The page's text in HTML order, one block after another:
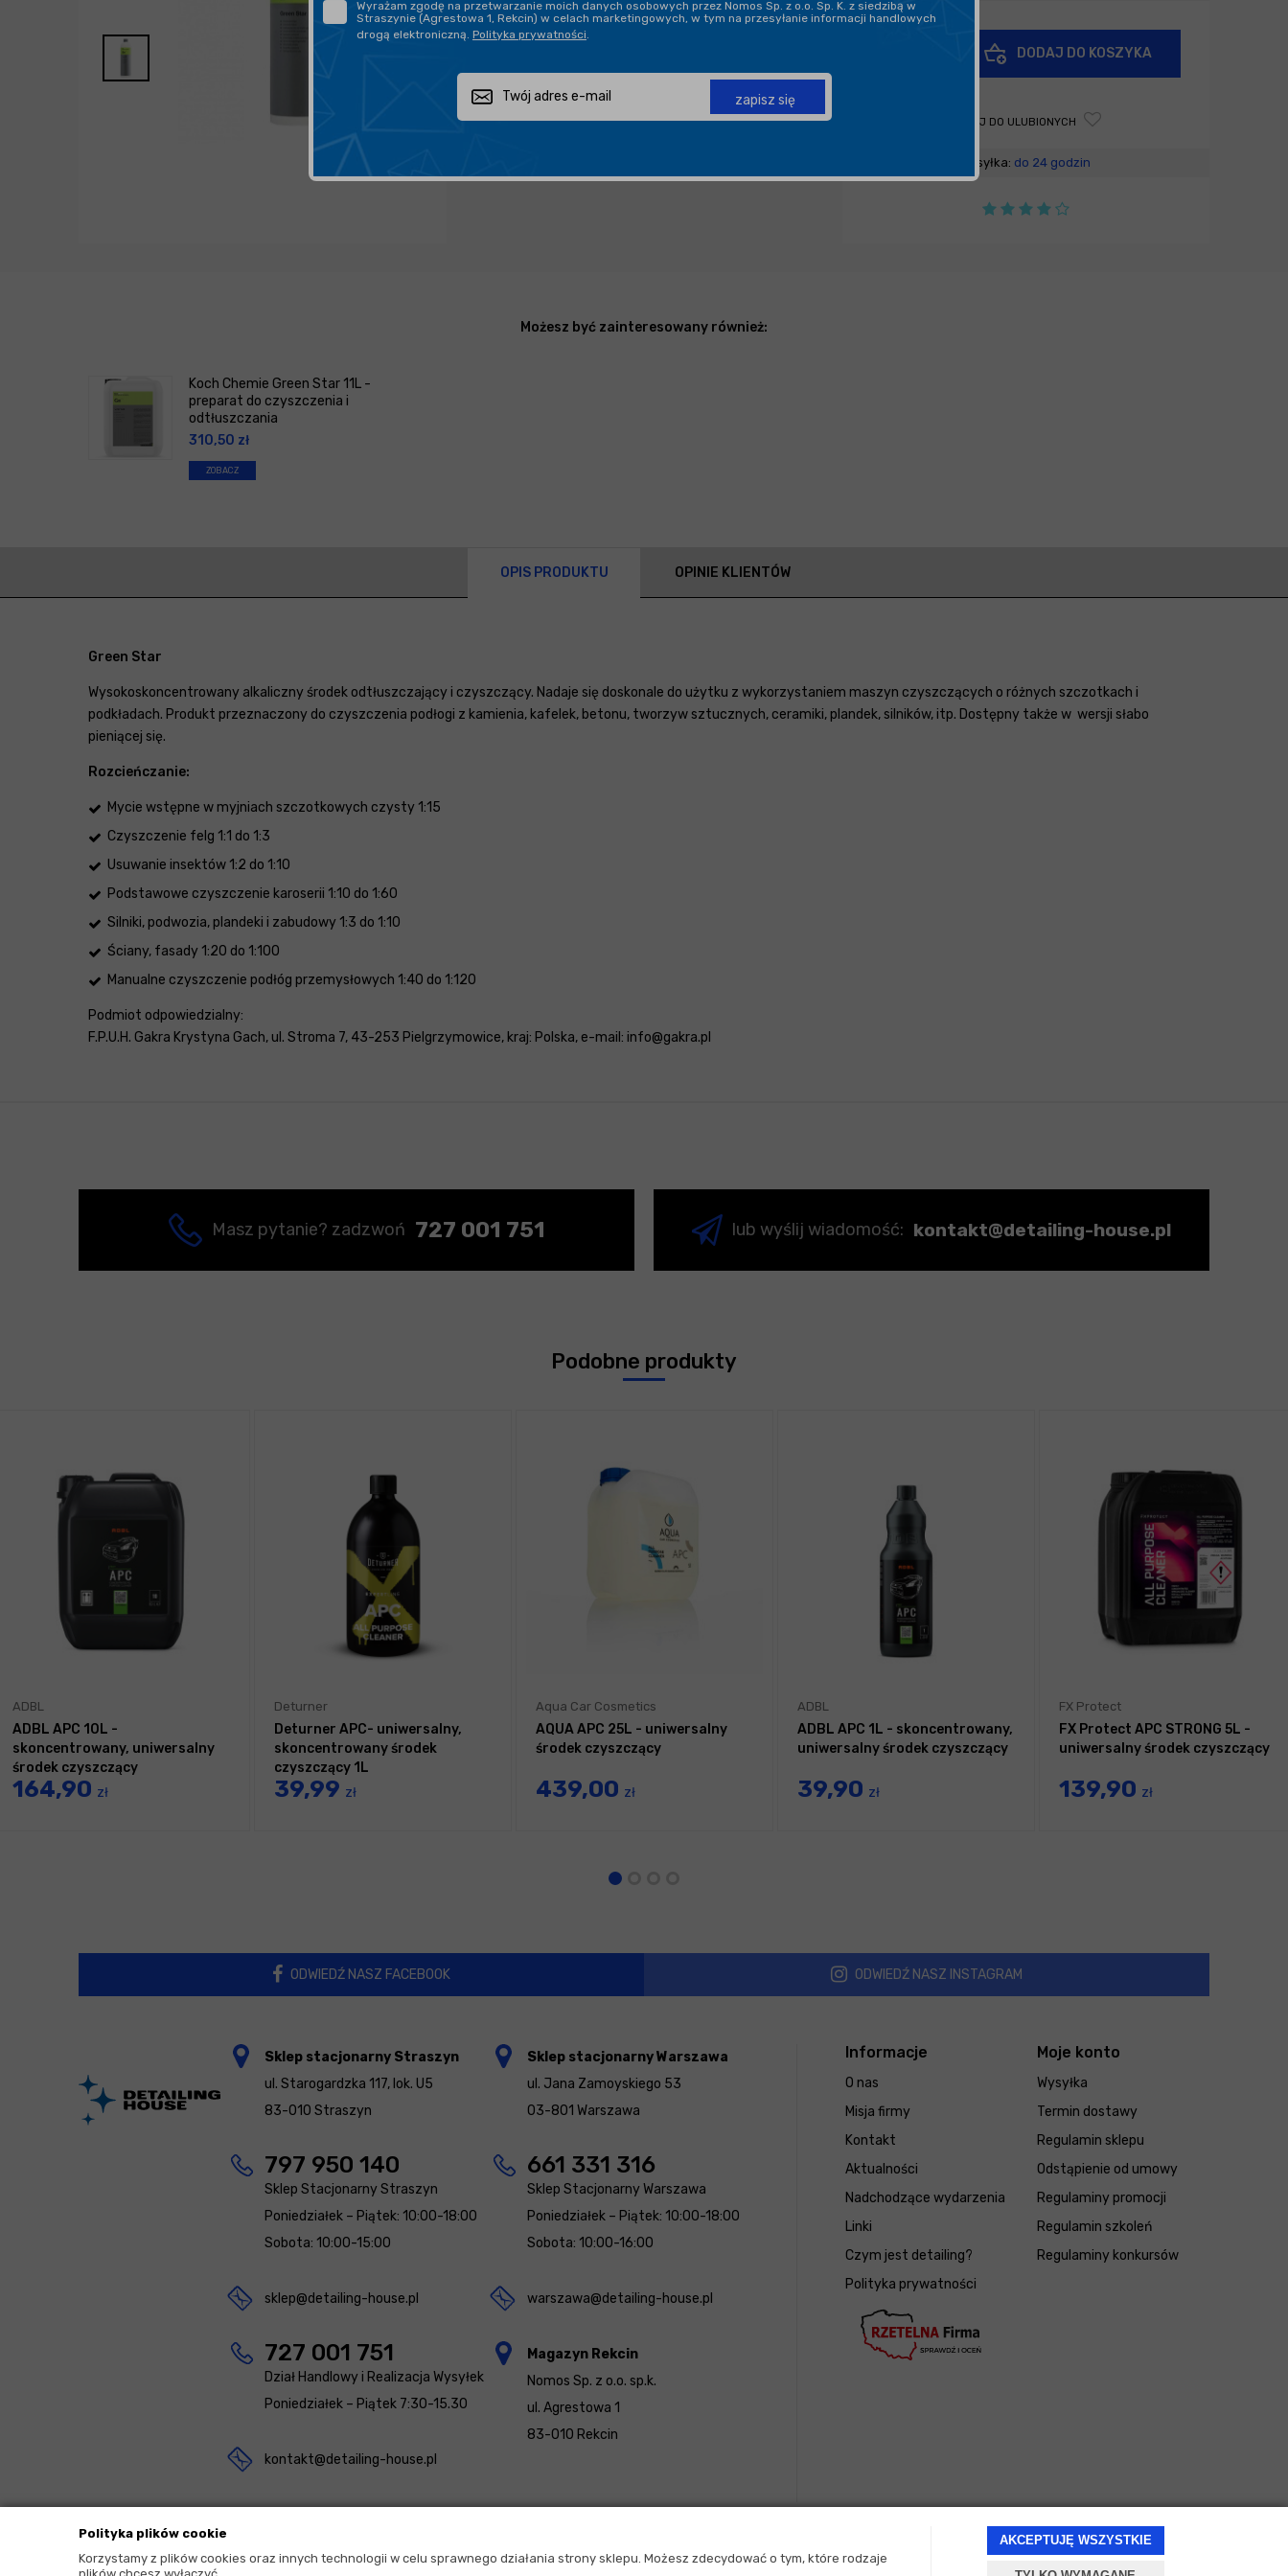
Polityka plików cookie
Korzystamy z plików cookies oraz innych technologii w celu sprawnego działania strony sklepu. Możesz zdecydować o tym, które rodzaje
AKCEPTUJĘ WSZYSTKIE
Zapytaj o produkt
DODAJ DO KOSZYKA
DODAJ DO ULUBIONYCH
Wysyłka: do 24 godzin
Możesz być zainteresowany również:
Koch Chemie Green Star 11L -
preparat do czyszczenia i
odtłuszczania
310,50 zł
ZOBACZ
OPIS PRODUKTU OPINIE KLIENTÓW
Green Star
Wysokoskoncentrowany alkaliczny środek odtłuszczający i czyszczący. Nadaje się doskonale do użytku z wykorzystaniem maszyn czyszczących o różnych szczotkach i
podkładach. Produkt przeznaczony do czyszczenia podłogi z kamienia, kafelek, betonu, tworzyw sztucznych, ceramiki, plandek, silników, itp. Dostępny także w wersji słabo
pieniącej się.
Rozcieńczanie:
Mycie wstępne w myjniach szczotkowych czysty 1:15
Czyszczenie felg 1:1 do 1:3
Usuwanie insektów 1:2 do 1:10
Podstawowe czyszczenie karoserii 1:10 do 1:60
Silniki, podwozia, plandeki i zabudowy 1:3 do 1:10
Ściany, fasady 1:20 do 1:100
Manualne czyszczenie podłóg przemysłowych 1:40 do 1:120
Podmiot odpowiedzialny:
F.P.U.H. Gakra Krystyna Gach, ul. Stroma 7, 43-253 Pielgrzymowice, kraj: Polska, e-mail: info@gakra.pl
Masz pytanie? zadzwoń 727 001 751 lub wyślij wiadomość: kontakt@detailing-house.pl
Podobne produkty
ADBL
ADBL APC 10L -
skoncentrowany, uniwersalny
środek czyszczący
164,90 zł
Deturner
Deturner APC- uniwersalny,
skoncentrowany środek
czyszczący 1L
39,99 zł
Aqua Car Cosmetics
AQUA APC 25L - uniwersalny
środek czyszczący
439,00 zł
ADBL
ADBL APC 1L - skoncentrowany,
uniwersalny środek czyszczący
39,90 zł
FX Protect
FX Protect APC STRONG 5L -
uniwersalny środek czyszczący
139,90 zł
ODWIEDŹ NASZ FACEBOOK ODWIEDŹ NASZ INSTAGRAM
Wyrażam zgodę na przetwarzanie moich danych osobowych przez Nomos Sp. z o.o. Sp. K. z siedzibą w
Straszynie (Agrestowa 1, Rekcin) w celach marketingowych, w tym na przesyłanie informacji handlowych
drogą elektroniczną. Polityka prywatności
zapisz się
Informacje
O nas
Misja firmy
Kontakt
Aktualności
Nadchodzące wydarzenia
Linki
Czym jest detailing?
Polityka prywatności
Moje konto
Wysyłka
Termin dostawy
Regulamin sklepu
Odstąpienie od umowy
Regulaminy promocji
Regulamin szkoleń
Regulaminy konkursów
Sklep stacjonarny Straszyn
ul. Starogardzka 117, lok. U5
83-010 Straszyn
797 950 140
Sklep Stacjonarny Straszyn
Poniedziałek – Piątek: 10:00-18:00
Sobota: 10:00-15:00
sklep@detailing-house.pl
727 001 751
Dział Handlowy i Realizacja Wysyłek
Poniedziałek – Piątek 7:30-15.30
kontakt@detailing-house.pl
Sklep stacjonarny Warszawa
ul. Jana Zamoyskiego 53
03-801 Warszawa
661 331 316
Sklep Stacjonarny Warszawa
Poniedziałek – Piątek: 10:00-18:00
Sobota: 10:00-16:00
warszawa@detailing-house.pl
Magazyn Rekcin
Nomos Sp. z o.o. sp.k.
ul. Agrestowa 1
83-010 Rekcin